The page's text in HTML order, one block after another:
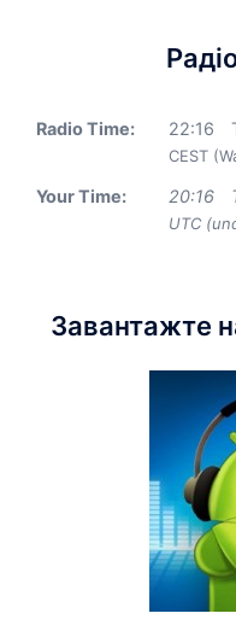
Radio Time: 22:16
CEST
Your Time: 20:16
UTC
Завантажте